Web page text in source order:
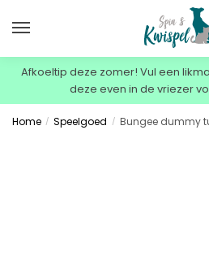
Afkoeltip deze zomer! Vul een
deze even in de vriezer
Home / Speelgoed / Bungee dummy